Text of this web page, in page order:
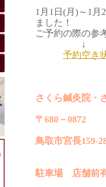
1月1日(月)～1月
ました！
ご予約の際の参
↓
予約空き
さくら鍼灸院・
〒680－0872
鳥取市宮長159-
駐車場 店舗前